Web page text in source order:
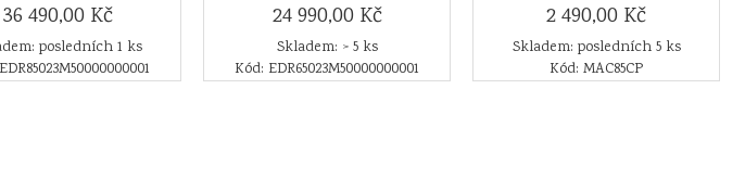
36 490,00 Kč
posledních 1 ks
24 990,00 Kč
Skladem: > 5 ks
Kód: EDR65023M50000000001
2 490,00 Kč
Skladem: posledních 5 ks
Kód: MAC85CP